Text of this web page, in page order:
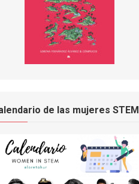
de las mujeres STEM